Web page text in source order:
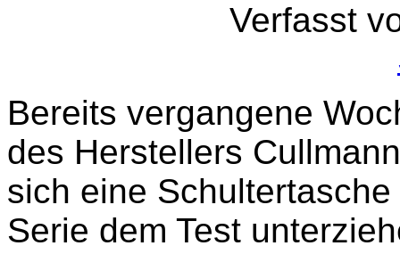
Verfasst
Bereits vergangene
des Herstellers
sich eine
Serie dem Test